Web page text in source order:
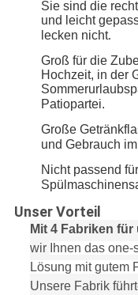
Sie sind die
und leicht
lecken nicht.
Groß für die
Hochzeit, in der
Patiopartei.
Große
und Gebrauch
Nicht passend
Unser Vorteil
Mit 4 Fabriken
wir Ihnen das
Lösung mit gutem
Unsere Fabrik